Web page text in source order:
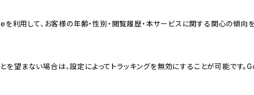
用して、お客様の年齢・性別・閲覧履歴・本サービスに関する関心の傾向
望まない場合は、設定によってトラッキングを無効にすることが可能です